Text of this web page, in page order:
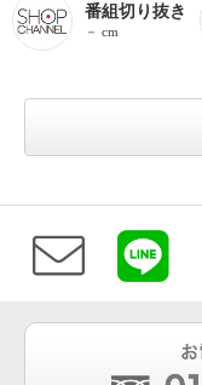
番組切り抜き
－ cm